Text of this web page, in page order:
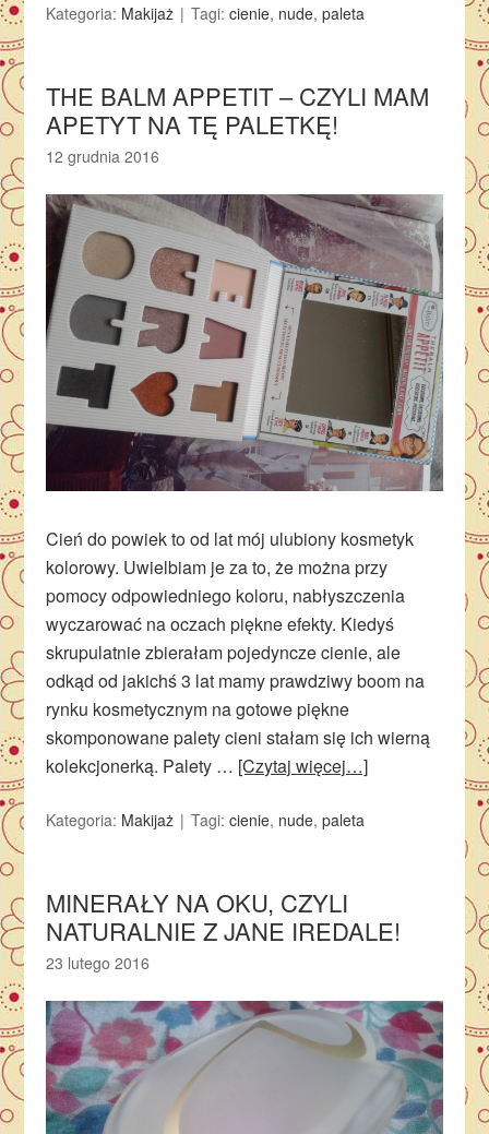
Kategoria: Makijaż Tagi:cienie, nude,paleta
THE BALM APPETIT – CZYLI MAM
APETYT NA TĘ PALETKĘ!
12 grudnia 2016
Cień do powiek to od lat mój ulubiony kosmetyk
kolorowy. Uwielbiam je za to, że można przy
pomocy odpowiedniego koloru, nabłyszczenia
wyczarować na oczach piękne efekty. Kiedyś
skrupulatnie zbierałam pojedyncze cienie, ale
odkąd od jakichś 3 lat mamy prawdziwy boom na
rynku kosmetycznym na gotowe piękne
skomponowane palety cieni stałam się ich wierną
kolekcjonerką. Palety … [Czytaj więcej…]
Kategoria: Makijaż Tagi:cienie, nude,paleta
MINERAŁY NA OKU, CZYLI
NATURALNIE Z JANE IREDALE!
23 lutego 2016